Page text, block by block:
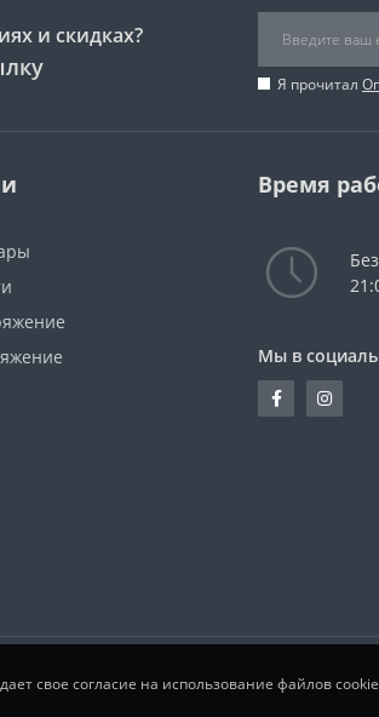
и скидках?
Я прочитал
Время
Мы в
свое согласие на использование файлов